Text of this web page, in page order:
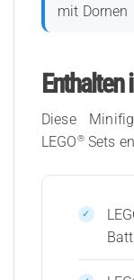
mit Dornen
Enthalten
Diese
LEGO®Sets